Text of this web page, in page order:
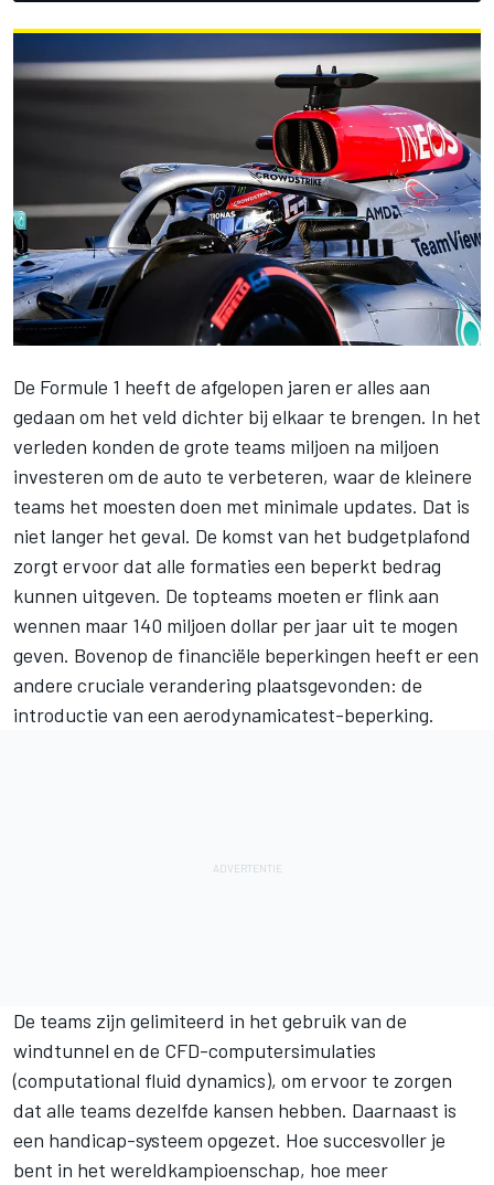
De Formule 1 heeft de afgelopen jaren er alles aan
gedaan om het veld dichter bij elkaar te brengen. In het
verleden konden de grote teams miljoen na miljoen
investeren om de auto te verbeteren, waar de kleinere
teams het moesten doen met minimale updates. Dat is
niet langer het geval. De komst van het budgetplafond
zorgt ervoor dat alle formaties een beperkt bedrag
kunnen uitgeven. De topteams moeten er flink aan
wennen maar 140 miljoen dollar per jaar uit te mogen
geven. Bovenop de financiële beperkingen heeft er een
andere cruciale verandering plaatsgevonden: de
introductie van een aerodynamicatest-beperking.
De teams zijn gelimiteerd in het gebruik van de
windtunnel en de CFD-computersimulaties
(computational fluid dynamics), om ervoor te zorgen
dat alle teams dezelfde kansen hebben. Daarnaast is
een handicap-systeem opgezet. Hoe succesvoller je
bent in het wereldkampioenschap, hoe meer